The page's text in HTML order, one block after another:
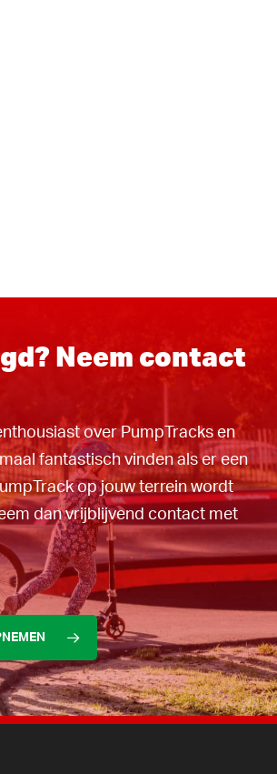
Neem contact
over PumpTracks en
fantastisch vinden als er een
op jouw terrein wordt
dan vrijblijvend contact met